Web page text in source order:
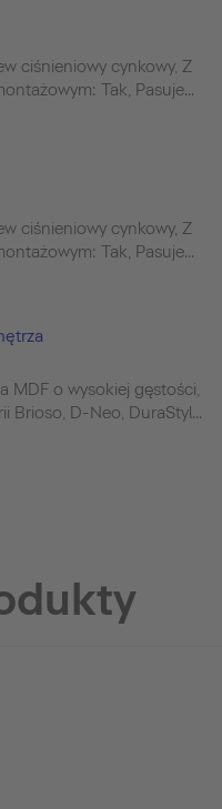
ciśnieniowy cynkowy, Z
Tak, Pasuje...
ciśnieniowy cynkowy, Z
Tak, Pasuje...
MDF o wysokiej gęstości,
Brioso, D-Neo, DuraStyl...